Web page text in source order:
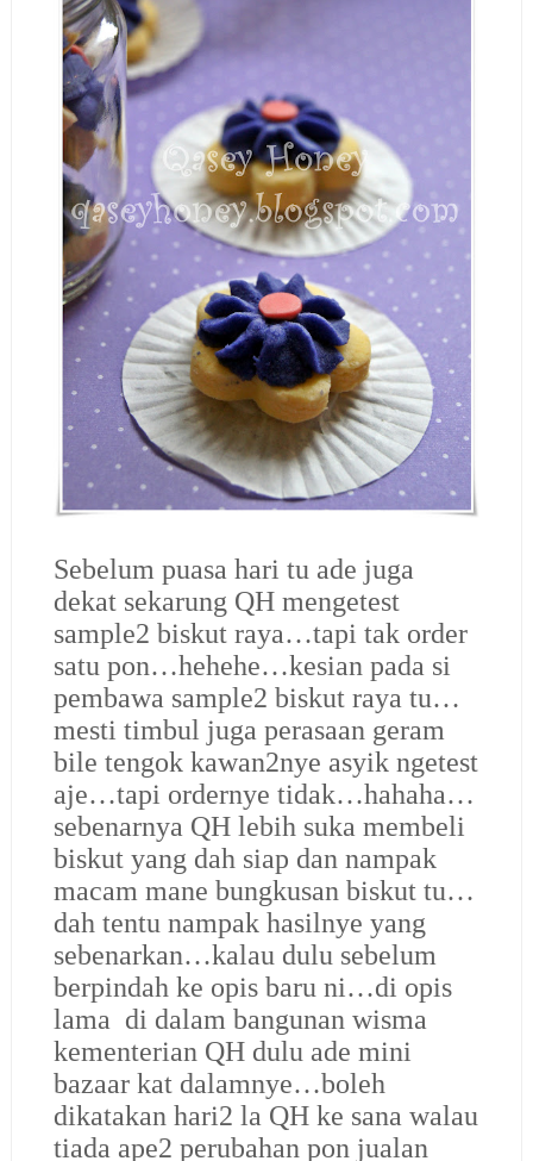
Sebelum puasa hari tu ade juga
dekat sekarung QH mengetest
sample2 biskut raya…tapi tak order
satu pon…hehehe…kesian pada si
pembawa sample2 biskut raya tu…
mesti timbul juga perasaan geram
bile tengok kawan2nye asyik ngetest
aje…tapi ordernye tidak…hahaha…
sebenarnya QH lebih suka membeli
biskut yang dah siap dan nampak
macam mane bungkusan biskut tu…
dah tentu nampak hasilnye yang
sebenarkan…kalau dulu sebelum
berpindah ke opis baru ni…di opis
lama di dalam bangunan wisma
kementerian QH dulu ade mini
bazaar kat dalamnye…boleh
dikatakan hari2 la QH ke sana walau
tiada ape2 perubahan pon jualan